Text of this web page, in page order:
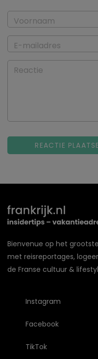
Voornaam
E-mailadres
Reactie
Bienvenue op het
met reisreportages,
de Franse cultuur &
Instagram
Facebook
TikTok